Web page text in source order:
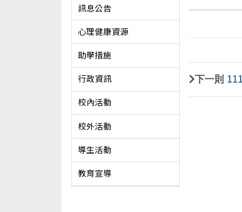
訊息公告
心理健康資源
助學措施
行政資訊
校內活動
校外活動
導生活動
教育宣導
下一則